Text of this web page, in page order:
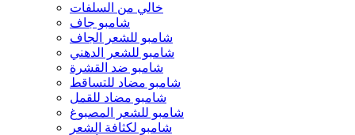
خالي من السلفات
شامبو جاف
شامبو للشعر الجاف
شامبو للشعر الدهني
شامبو ضد القشرة
شامبو مضاد للتساقط
شامبو مضاد للقمل
شامبو للشعر المصبوغ
شامبو لكثافة الشعر